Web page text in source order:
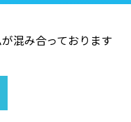
混み合っております